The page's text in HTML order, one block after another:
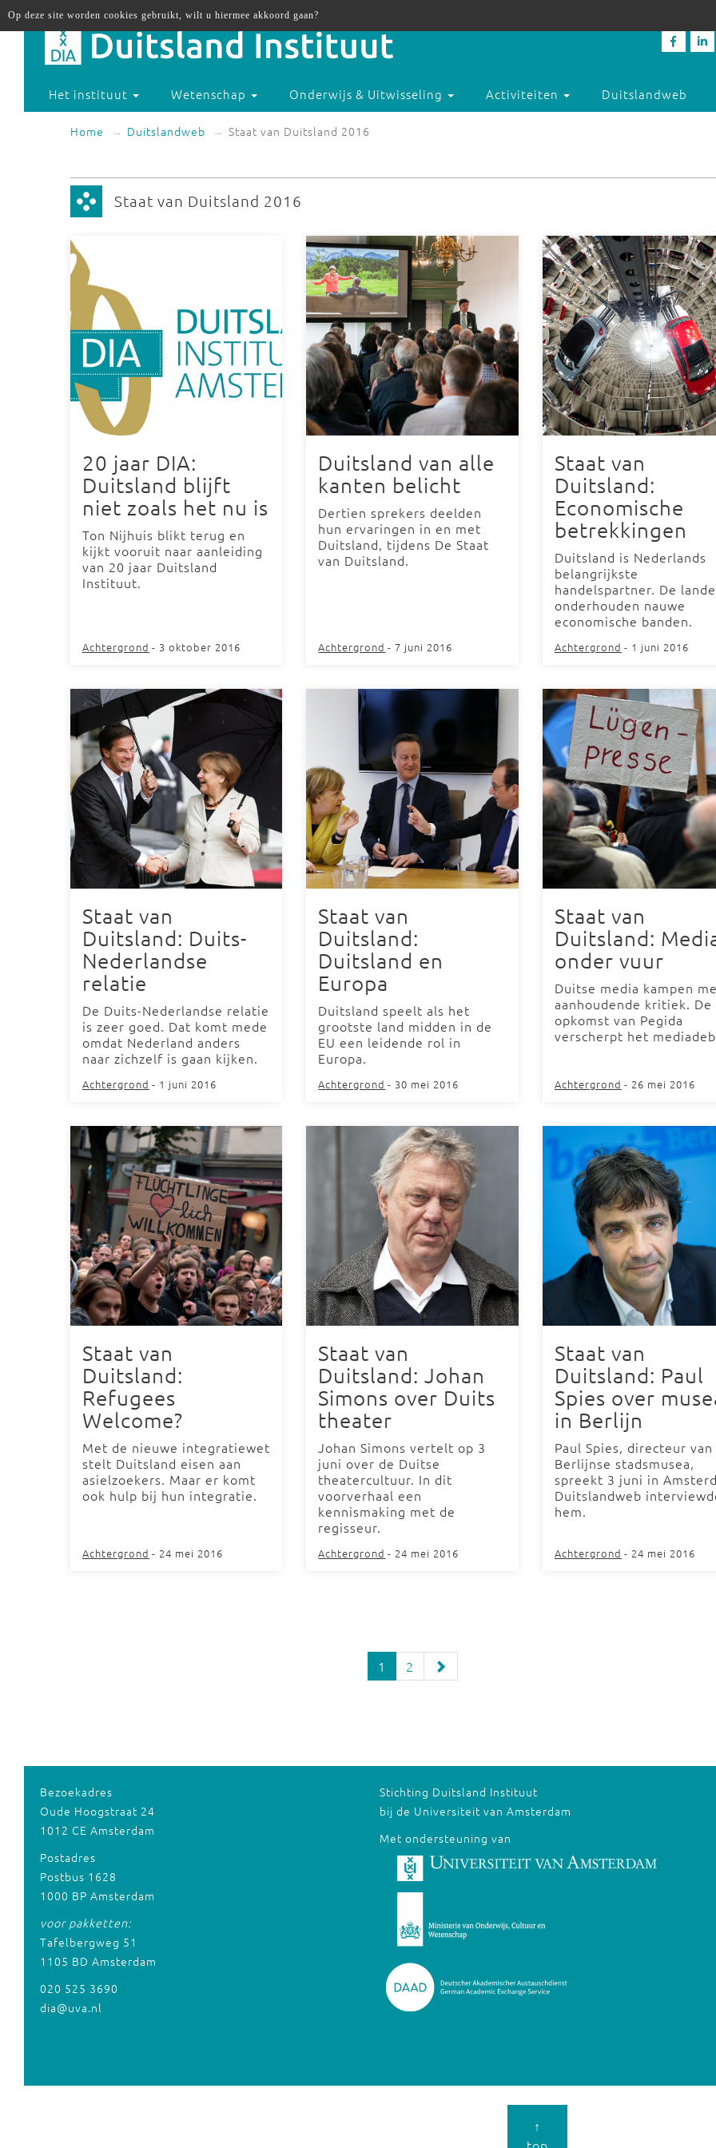
Het instituut Wetenschap Onderwijs & Uitwisseling Activiteiten Duitslandweb
Home Duitslandweb Staat van Duitsland 2016
Staat van Duitsland 2016
20 jaar DIA:
Duitsland blijft
niet zoals het nu is
Ton Nijhuis blikt terug en
kijkt vooruit naar aanleiding
van 20 jaar Duitsland
Instituut.
Achtergrond - 3 oktober 2016
Duitsland van alle
kanten belicht
Dertien sprekers deelden
hun ervaringen in en met
Duitsland, tijdens De Staat
van Duitsland.
Achtergrond - 7 juni 2016
Staat van
Duitsland:
Economische
betrekkingen
Duitsland is Nederlands
belangrijkste
handelspartner. De
onderhouden nauwe
economische banden.
Achtergrond - 1 juni 2016
Staat van
Duitsland: Duits-
Nederlandse
relatie
De Duits-Nederlandse relatie
is zeer goed. Dat komt mede
omdat Nederland anders
naar zichzelf is gaan kijken.
Achtergrond - 1 juni 2016
Staat van
Duitsland:
Duitsland en
Europa
Duitsland speelt als het
grootste land midden in de
EU een leidende rol in
Europa.
Achtergrond - 30 mei 2016
Staat van
Duitsland:
onder vuur
Duitse media kampen
aanhoudende kritiek. De
opkomst van Pegida
verscherpt het
Achtergrond - 26 mei 2016
Staat van
Duitsland:
Refugees
Welcome?
Met de nieuwe integratiewet
stelt Duitsland eisen aan
asielzoekers. Maar er komt
ook hulp bij hun integratie.
Achtergrond - 24 mei 2016
Staat van
Duitsland: Johan
Simons over Duits
theater
Johan Simons vertelt op 3
juni over de Duitse
theatercultuur. In dit
voorverhaal een
kennismaking met de
regisseur.
Achtergrond - 24 mei 2016
Staat van
Duitsland: Paul
Spies over
in Berlijn
Paul Spies, directeur
Berlijnse stadsmusea,
spreekt 3 juni in
Duitslandweb
hem.
Achtergrond - 24 mei 2016
1 2
Bezoekadres
Oude Hoogstraat 24
1012 CE Amsterdam
Postadres
Postbus 1628
1000 BP Amsterdam
voor pakketten:
Tafelbergweg 51
1105 BD Amsterdam
020 525 3690
dia@uva.nl
Stichting Duitsland Instituut
bij de Universiteit van Amsterdam
Met ondersteuning van
↑
Op deze site worden cookies gebruikt, wilt u hiermee akkoord gaan?